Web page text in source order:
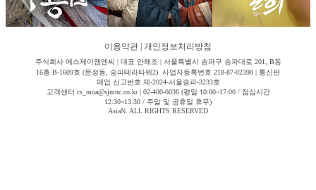
이용약관 개인정보처리방침
주식회사 에스제이엠엔씨 | 대표 안해조 | 서울특별시 송파구 송파대로 201, B동
16층 B-1609호 (문정동, 송파테라타워2) 사업자등록번호 218-87-02390 | 통신판
매업 신고번호 제-2024-서울송파-3233호
고객센터 cs_moa@sjmnc.co.kr | 02-400-6036 (평일 10:00~17:00 / 점심시간
12:30~13:30 / 주말 및 공휴일 휴무)
AsiaN. ALL RIGHTS RESERVED